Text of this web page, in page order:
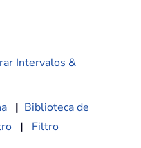
Intervalos &
| Biblioteca de
|
Filtro